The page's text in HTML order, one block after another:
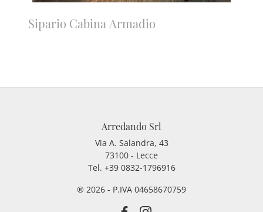
Sipario Cabina Armadio
Arredando Srl
Via A. Salandra, 43
73100 - Lecce
Tel. +39 0832-1796916
® 2026 - P.IVA 04658670759